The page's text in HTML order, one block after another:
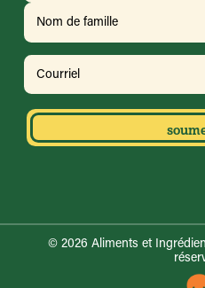
Prénom
Courriel
© 2026 Aliments et